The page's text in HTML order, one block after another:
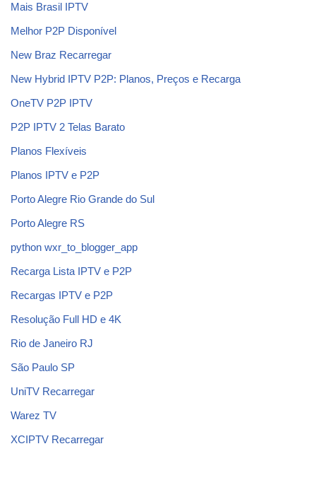
Mais Brasil IPTV
Melhor P2P Disponível
New Braz Recarregar
New Hybrid IPTV P2P: Planos, Preços e Recarga
OneTV P2P IPTV
P2P IPTV 2 Telas Barato
Planos Flexíveis
Planos IPTV e P2P
Porto Alegre Rio Grande do Sul
Porto Alegre RS
python wxr_to_blogger_app
Recarga Lista IPTV e P2P
Recargas IPTV e P2P
Resolução Full HD e 4K
Rio de Janeiro RJ
São Paulo SP
UniTV Recarregar
Warez TV
XCIPTV Recarregar